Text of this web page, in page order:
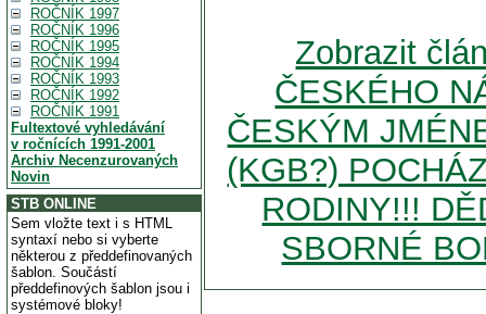
ROČNÍK 1997
ROČNÍK 1996
ROČNÍK 1995
ROČNÍK 1994
ROČNÍK 1993
ROČNÍK 1992
ROČNÍK 1991
Fultextové vyhledávání
v ročnících 1991-2001
Archiv Necenzurovaných
Novin
STB ONLINE
Sem vložte text i s HTML
syntaxí nebo si vyberte
některou z předdefinovaných
šablon. Součástí
předdefinových šablon jsou i
systémové bloky!
Zobrazit
ČESKÉHO
ČESKÝM
(KGB?)
RODINY!!!
SBORNÉ